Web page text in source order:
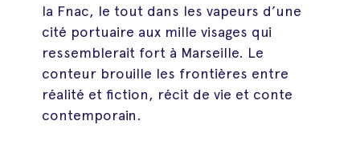
la Fnac, le tout dans les vapeurs d’une
cité portuaire aux mille visages qui
ressemblerait fort à Marseille. Le
conteur brouille les frontières entre
réalité et fiction, récit de vie et conte
contemporain.